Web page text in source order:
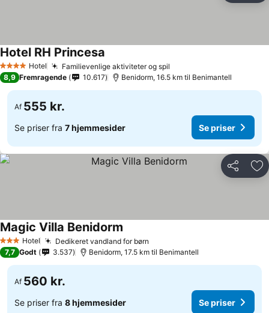
4 StjernerHotel Familievenlige aktiviteter og spil
Hotel RH Princesa
8,9 Fremragende 10.617 Benidorm, 16.5 km til Benimantell
Af 555 kr.
Se priser fra 7 hjemmesider Se priser
Del
3 StjernerHotel Dedikeret vandland for børn
Magic Villa Benidorm
7,7 Godt 3.537 Benidorm, 17.5 km til Benimantell
Af 560 kr.
Se priser fra 8 hjemmesider Se priser